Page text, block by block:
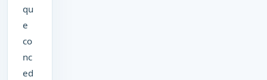
qu
e
co
nc
ed